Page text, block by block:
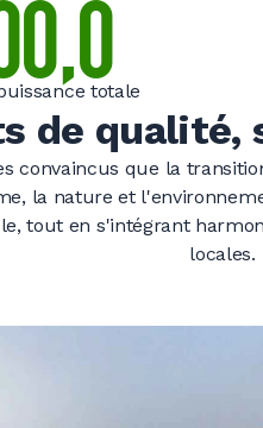
0
0
0
,0
0
0
totale
de qualité,
convaincus que la
la nature et
tout en s'intégrant
locales.